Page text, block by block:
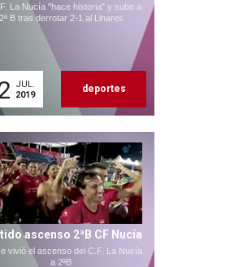
La Nucía "hace historia" y sube a
2ª B tras derrotar 2-1 al Linares
JUL.
2019
deportes
ascenso 2ªB CF Nucía
vivió el ascenso del C.F. La Nucía
a 2ªB